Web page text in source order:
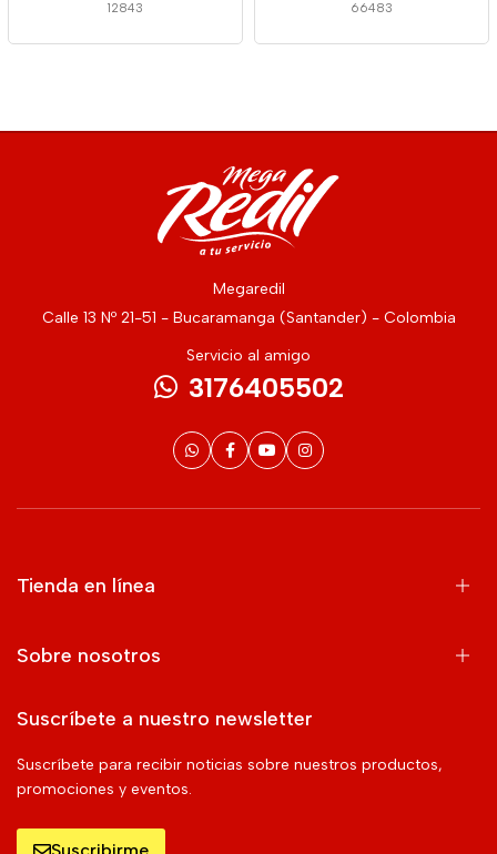
12843 66483
Megaredil
Calle 13 Nº 21-51 - Bucaramanga (Santander) - Colombia
Servicio al amigo
3176405502
Tienda en línea
Sobre nosotros
Suscríbete a nuestro newsletter
Suscríbete para recibir noticias sobre nuestros productos,
promociones y eventos.